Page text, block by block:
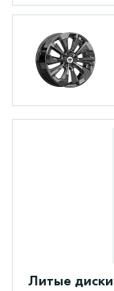
Литые диски